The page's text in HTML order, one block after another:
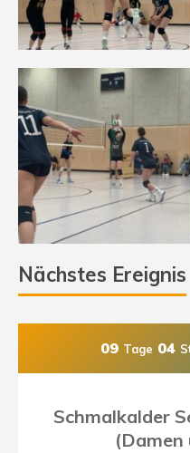
Nächstes Ereignis
09 Tage 04
Schmalkalder
(Damen